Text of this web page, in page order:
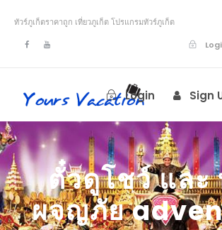
ทัวร์ภูเก็ตราคาถูก เที่ยวภูเก็ต โปรแกรมทัวร์ภูเก็ต
Login Sign
ตั๋วดูโชว์ และ
ผจญภัย